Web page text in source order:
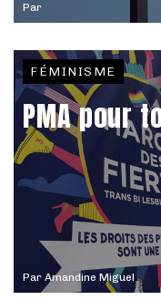
Par
Par Amandine Miguel
FÉMINISME
PMA pour